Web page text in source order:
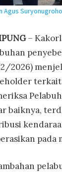
Agus Suryonugroho
–
2026)
baiknya,
pada